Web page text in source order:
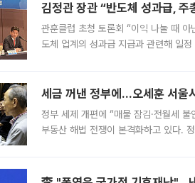
김정관 장관 “반도체 성과급,
관훈클럽 초청 토론회 “이익 나눌 때
도체 업계의 성과급 지급과 관련해 일
세금 꺼낸 정부에…오세훈 서울
정부 세제 개편에 “매물 잠김·전월세
부동산 해법 전쟁이 본격화하고 있다.